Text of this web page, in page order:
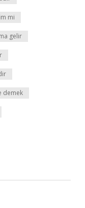
mi
gelir
demek